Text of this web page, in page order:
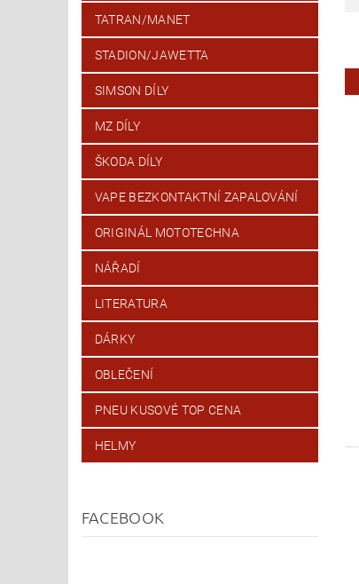
TATRAN/MANET
STADION/JAWETTA
SIMSON DÍLY
MZ DÍLY
ŠKODA DÍLY
VAPE BEZKONTAKTNÍ ZAPALOVÁNÍ
ORIGINÁL MOTOTECHNA
NÁŘADÍ
LITERATURA
DÁRKY
OBLEČENÍ
PNEU KUSOVÉ TOP CENA
HELMY
FACEBOOK